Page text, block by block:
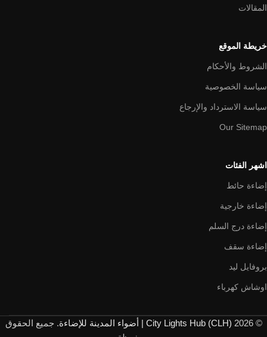
المقالات
خريطة الموقع
الشروط والأحكام
سياسة الخصوصية
سياسة الاسترداد والإرجاع
Our Sitemap
اشهر الفئات
إضاءة حائط
إضاءة خارجية
إضاءة درج السلم
إضاءة سقف
بروفايل ليد
اوشاش كهرباء
© 2026 City Lights Hub (CLH) | أضواء المدينة للإضاءة
. جميع الحقوق